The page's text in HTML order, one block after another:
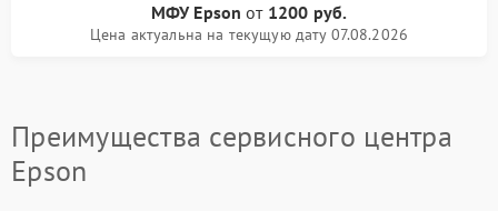
МФУ Epson от 1200 руб.
Цена актуальна на текущую дату 07.08.2026
Преимущества сервисного центра
Epson